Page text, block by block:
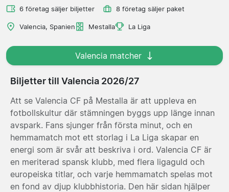
6 företag säljer biljetter 8 företag säljer paket
Valencia, Spanien Mestalla La Liga
Valencia matcher
Biljetter till Valencia 2026/27
Att se Valencia CF på Mestalla är att uppleva en
fotbollskultur där stämningen byggs upp länge innan
avspark. Fans sjunger från första minut, och en
hemmamatch mot ett storlag i La Liga skapar en
energi som är svår att beskriva i ord. Valencia CF är
en meriterad spansk klubb, med flera ligaguld och
europeiska titlar, och varje hemmamatch spelas mot
en fond av djup klubbhistoria. Den här sidan hjälper